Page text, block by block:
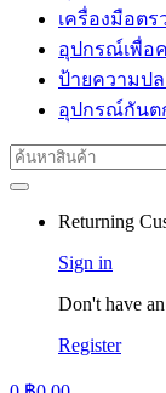
เครื่องมือตร
อุปกรณ์เพื่อ
ป้ายความป
อุปกรณ์กันต
Search
for:
Returning
Sign in
Don't have
Register